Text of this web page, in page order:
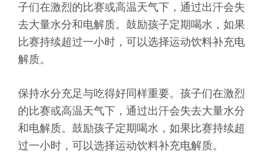
子们在激烈的比赛或高温天气下，通过出汗会失
去大量水分和电解质。鼓励孩子定期喝水，如果
比赛持续超过一小时，可以选择运动饮料补充电
解质。
保持水分充足与吃得好同样重要。孩子们在激烈
的比赛或高温天气下，通过出汗会失去大量水分
和电解质。鼓励孩子定期喝水，如果比赛持续超
过一小时，可以选择运动饮料补充电解质。